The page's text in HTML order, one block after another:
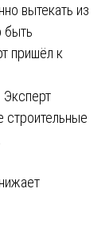
вытекать из
быть
пришёл к
Эксперт
строительные